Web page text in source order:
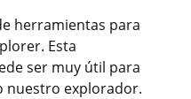
herramientas para
Esta
ser muy útil para
nuestro explorador.